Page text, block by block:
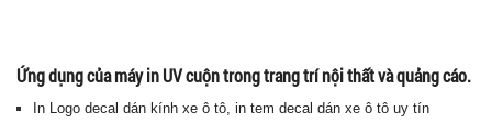
Ứng dụng của máy in UV cuộn trong trang trí nội thất và quảng cáo.
In Logo decal dán kính xe ô tô, in tem decal dán xe ô tô uy tín